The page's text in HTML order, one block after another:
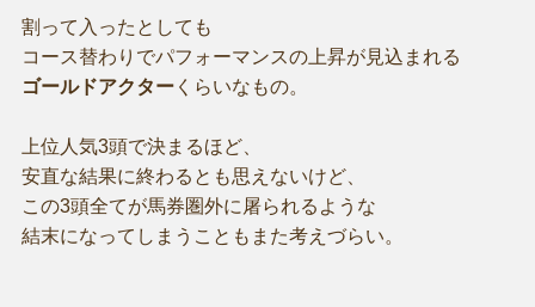
割って入ったとしても
コース替わりでパフォーマンスの上昇が見込まれる
ゴールドアクターくらいなもの。
上位人気3頭で決まるほど、
安直な結果に終わるとも思えないけど、
この3頭全てが馬券圏外に屠られるような
結末になってしまうこともまた考えづらい。